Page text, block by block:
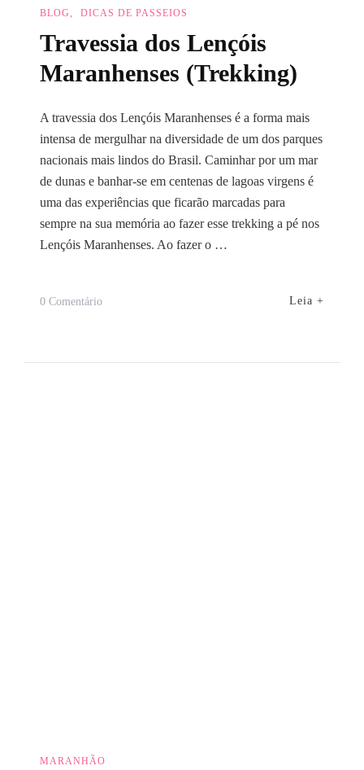
BLOG DICAS DE PASSEIOS
Travessia dos Lençóis
Maranhenses (Trekking)
A travessia dos Lençóis Maranhenses é a forma mais
intensa de mergulhar na diversidade de um dos parques
nacionais mais lindos do Brasil. Caminhar por um mar
de dunas e banhar-se em centenas de lagoas virgens é
uma das experiências que ficarão marcadas para
sempre na sua memória ao fazer esse trekking a pé nos
Lençóis Maranhenses. Ao fazer o …
0 ComentárioEm
Leia +
MARANHÃO